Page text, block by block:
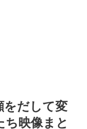
をだして変
映像まと